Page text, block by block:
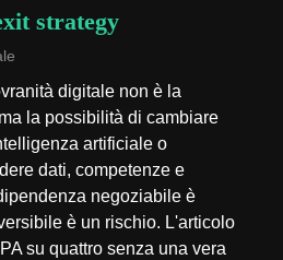
strategy
digitale non è la
la possibilità di cambiare
artificiale o
dati, competenze e
negoziabile è
è un rischio. L'articolo
su quattro senza una vera